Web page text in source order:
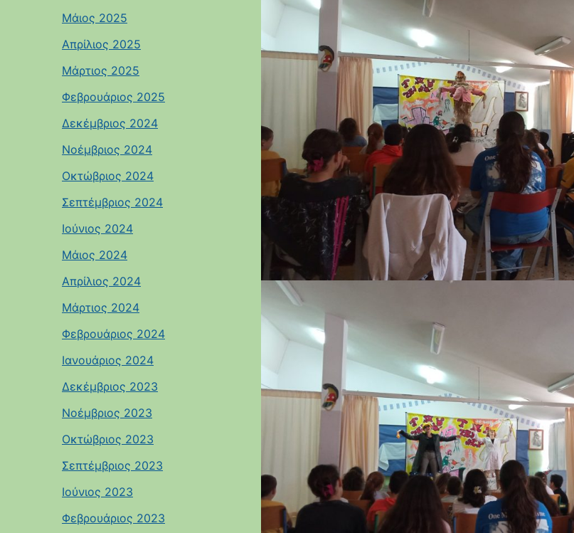
Μάιος 2025
Απρίλιος 2025
Μάρτιος 2025
Φεβρουάριος 2025
Δεκέμβριος 2024
Νοέμβριος 2024
Οκτώβριος 2024
Σεπτέμβριος 2024
Ιούνιος 2024
Μάιος 2024
Απρίλιος 2024
Μάρτιος 2024
Φεβρουάριος 2024
Ιανουάριος 2024
Δεκέμβριος 2023
Νοέμβριος 2023
Οκτώβριος 2023
Σεπτέμβριος 2023
Ιούνιος 2023
Φεβρουάριος 2023